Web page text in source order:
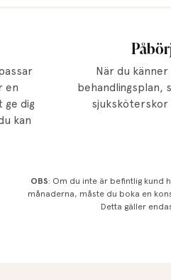
en
dig
kan
När du
behandlingsplan,
sjuksköterskor
OBS: Om du inte är befintlig kund
månaderna, måste du boka en
Detta gäller